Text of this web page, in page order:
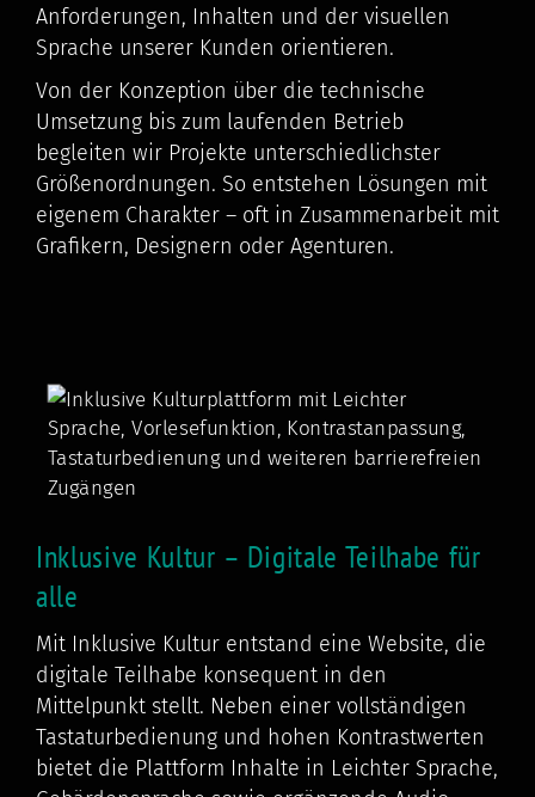
Anforderungen, Inhalten und der visuellen
Sprache unserer Kunden orientieren.
Von der Konzeption über die technische
Umsetzung bis zum laufenden Betrieb
begleiten wir Projekte unterschiedlichster
Größenordnungen. So entstehen Lösungen mit
eigenem Charakter – oft in Zusammenarbeit mit
Grafikern, Designern oder Agenturen.
Inklusive Kultur – Digitale Teilhabe für
alle
Mit Inklusive Kultur entstand eine Website, die
digitale Teilhabe konsequent in den
Mittelpunkt stellt. Neben einer vollständigen
Tastaturbedienung und hohen Kontrastwerten
bietet die Plattform Inhalte in Leichter Sprache,